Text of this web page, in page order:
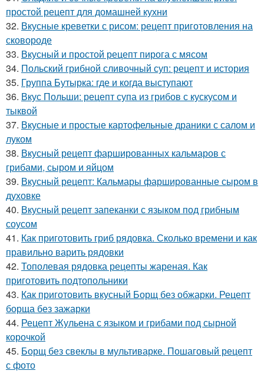
простой рецепт для домашней кухни
32. Вкусные креветки с рисом: рецепт приготовления на
сковороде
33. Вкусный и простой рецепт пирога с мясом
34. Польский грибной сливочный суп: рецепт и история
35. Группа Бутырка: где и когда выступают
36. Вкус Польши: рецепт супа из грибов с кускусом и
тыквой
37. Вкусные и простые картофельные драники с салом и
луком
38. Вкусный рецепт фаршированных кальмаров с
грибами, сыром и яйцом
39. Вкусный рецепт: Кальмары фаршированные сыром в
духовке
40. Вкусный рецепт запеканки с языком под грибным
соусом
41. Как приготовить гриб рядовка. Сколько времени и как
правильно варить рядовки
42. Тополевая рядовка рецепты жареная. Как
приготовить подтопольники
43. Как приготовить вкусный Борщ без обжарки. Рецепт
борща без зажарки
44. Рецепт Жульена с языком и грибами под сырной
корочкой
45. Борщ без свеклы в мультиварке. Пошаговый рецепт
с фото